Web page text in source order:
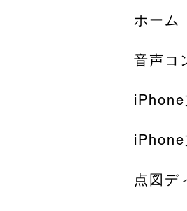
ホーム
音声コ
iPhone
iPhone
点図デ